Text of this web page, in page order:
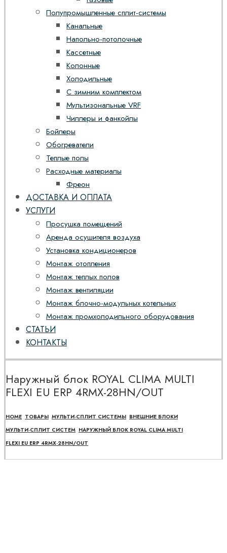
Полупромышленные сплит-системы
Канальные
Напольно-потолочные
Кассетные
Колонные
Холодильные
С зимним комплектом
Мультизональные VRF
Чиллеры и фанкойлы
Бойлеры
Обогреватели
Теплые полы
Расходные материалы
Фреон
ДОСТАВКА И ОПЛАТА
УСЛУГИ
Просушка помещений
Аренда осушителя воздуха
Установка кондиционеров
Монтаж отопления
Монтаж теплых полов
Монтаж вентиляции
Монтаж блочно-модульных котельных
Монтаж промхолодильного оборудования
СТАТЬИ
КОНТАКТЫ
Наружный блок ROYAL CLIMA MULTI
FLEXI EU ERP 4RMX-28HN/OUT
HOME ТОВАРЫ МУЛЬТИ-СПЛИТ СИСТЕМЫ ВНЕШНИЕ БЛОКИ
МУЛЬТИ-СПЛИТ СИСТЕМ НАРУЖНЫЙ БЛОК ROYAL CLIMA MULTI
FLEXI EU ERP 4RMX-28HN/OUT